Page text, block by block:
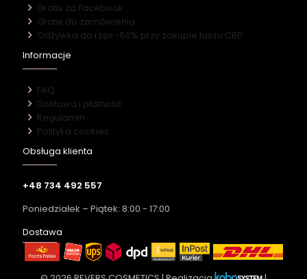
Gratis za Facebook
Gratis do zamówienia
Odżywka do rzęs -50% przy zakupie tuszu CBD
Informacje
FAQ
Dostawa i płatność
Regulamin
Polityka cookies
Obsługa klienta
+48 734 492 557
Poniedziałek – Piątek: 8:00 - 17:00
Dostawa